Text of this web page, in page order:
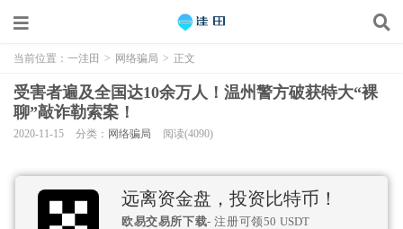
当前位置： 一洼田 > 网络骗局 > 正文
受害者遍及全国达10余万人！温州警方破获特大“裸
聊”敲诈勒索案！
2020-11-15 分类： 网络骗局 阅读(4090)
远离资金盘，投资比特币！
欧易交易所下载- 注册可领50 USDT